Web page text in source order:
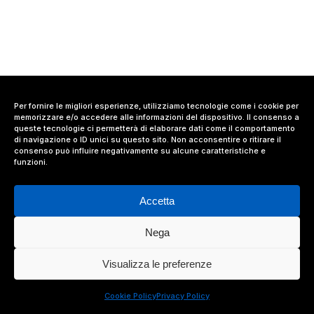
Per fornire le migliori esperienze, utilizziamo tecnologie come i cookie per
memorizzare e/o accedere alle informazioni del dispositivo. Il consenso a
queste tecnologie ci permetterà di elaborare dati come il comportamento
di navigazione o ID unici su questo sito. Non acconsentire o ritirare il
consenso può influire negativamente su alcune caratteristiche e
funzioni.
Accetta
Nega
Visualizza le preferenze
Cookie PolicyPrivacy Policy
© 2024 Value Relations Srl, All Rights Reserved.
instagram